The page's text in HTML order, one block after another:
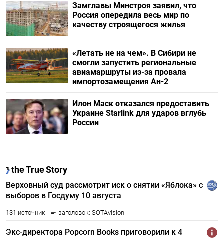
Замглавы Минстроя заявил, что
Россия опередила весь мир по
качеству строящегося жилья
«Летать не на чем». В Сибири не
смогли запустить региональные
авиамаршруты из-за провала
импортозамещения Ан-2
Илон Маск отказался предоставить
Украине Starlink для ударов вглубь
России